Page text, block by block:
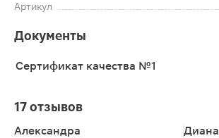
Артикул
Документы
Сертификат качества №1
17 отзывов
Александра Диана